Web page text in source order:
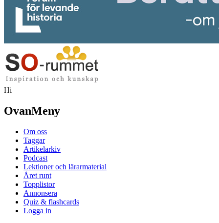
Hi
OvanMeny
Om oss
Taggar
Artikelarkiv
Podcast
Lektioner och lärarmaterial
Året runt
Topplistor
Annonsera
Quiz & flashcards
Logga in